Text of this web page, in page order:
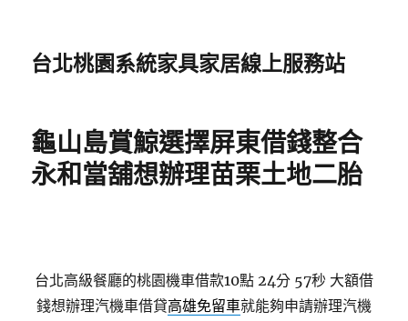
台北桃園系統家具家居線上服務站
龜山島賞鯨選擇屏東借錢整合
永和當舖想辦理苗栗土地二胎
台北高級餐廳的桃園機車借款10點 24分 57秒 大額借
錢想辦理汽機車借貸高雄免留車就能夠申請辦理汽機